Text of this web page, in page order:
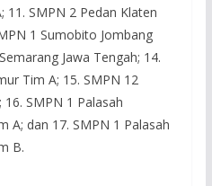
11. SMPN 2 Pedan Klaten
1 Sumobito Jombang
Jawa Tengah; 14.
Tim A; 15. SMPN 12
SMPN 1 Palasah
A; dan 17. SMPN 1 Palasah
B.